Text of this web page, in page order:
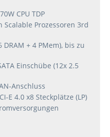
CPU TDP
Scalable Prozessoren 3rd
+ 4 PMem), bis zu
Einschübe (12x 2.5
Anschluss
E 4.0 x8 Steckplätze (LP)